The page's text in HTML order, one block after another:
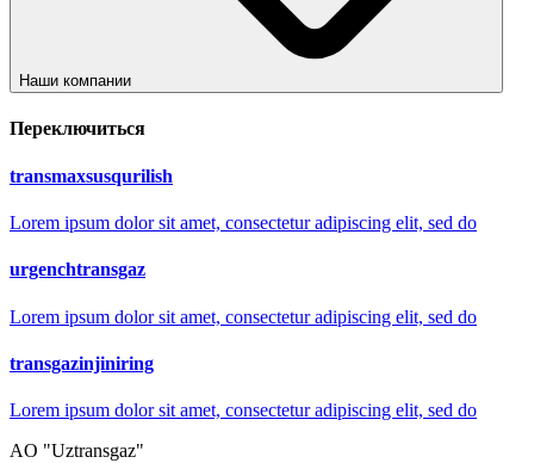
Наши компании
Переключиться
transmaxsusqurilish
Lorem ipsum dolor sit amet, consectetur adipiscing elit, sed do
urgenchtransgaz
Lorem ipsum dolor sit amet, consectetur adipiscing elit, sed do
transgazinjiniring
Lorem ipsum dolor sit amet, consectetur adipiscing elit, sed do
AO "Uztransgaz"